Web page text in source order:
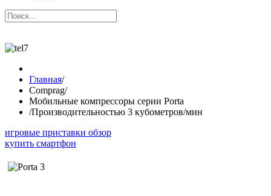
Главная/
Comprag/
Мобильные компрессоры серии Porta
/Производительностью 3 кубометров/мин
игровые приставки обзор
купить смартфон